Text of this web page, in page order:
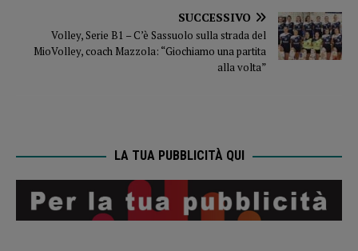
SUCCESSIVO
Volley, Serie B1 – C’è Sassuolo sulla strada del
MioVolley, coach Mazzola: “Giochiamo una partita
alla volta”
LA TUA PUBBLICITÀ QUI